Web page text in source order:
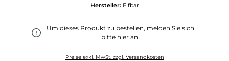
Hersteller: Elfbar
Um dieses Produkt zu bestellen, melden Sie sich
bitte hier an.
Preise exkl. MwSt. zzgl. Versandkosten